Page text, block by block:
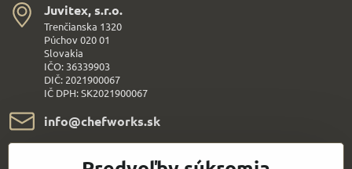
Juvitex, s​.r​.o​.
Trenčianska 1320
Púchov 020 01
Slovakia
IČO: 36339903
DIČ: 2021900067
IČ DPH: SK2021900067
info​@chefworks​.sk